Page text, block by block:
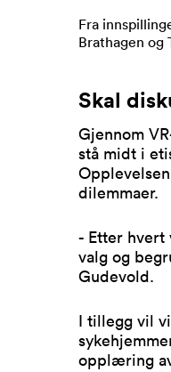
Fra
Brathagen og
Skal
Gjennom
stå midt i
dilemmaer.
- Etter hvert
valg og
Gudevold.
I tillegg vil
opplæring